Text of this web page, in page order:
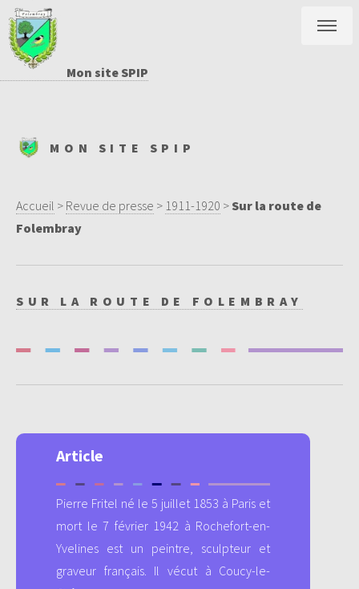
Mon site SPIP
MON SITE SPIP
Accueil > Revue de presse > 1911-1920 > Sur la route de
Folembray
SUR LA ROUTE DE FOLEMBRAY
Article
Pierre Fritel né le 5 juillet 1853 à Paris et
mort le 7 février 1942 à Rochefort-en-
Yvelines est un peintre, sculpteur et
graveur français. Il vécut à Coucy-le-